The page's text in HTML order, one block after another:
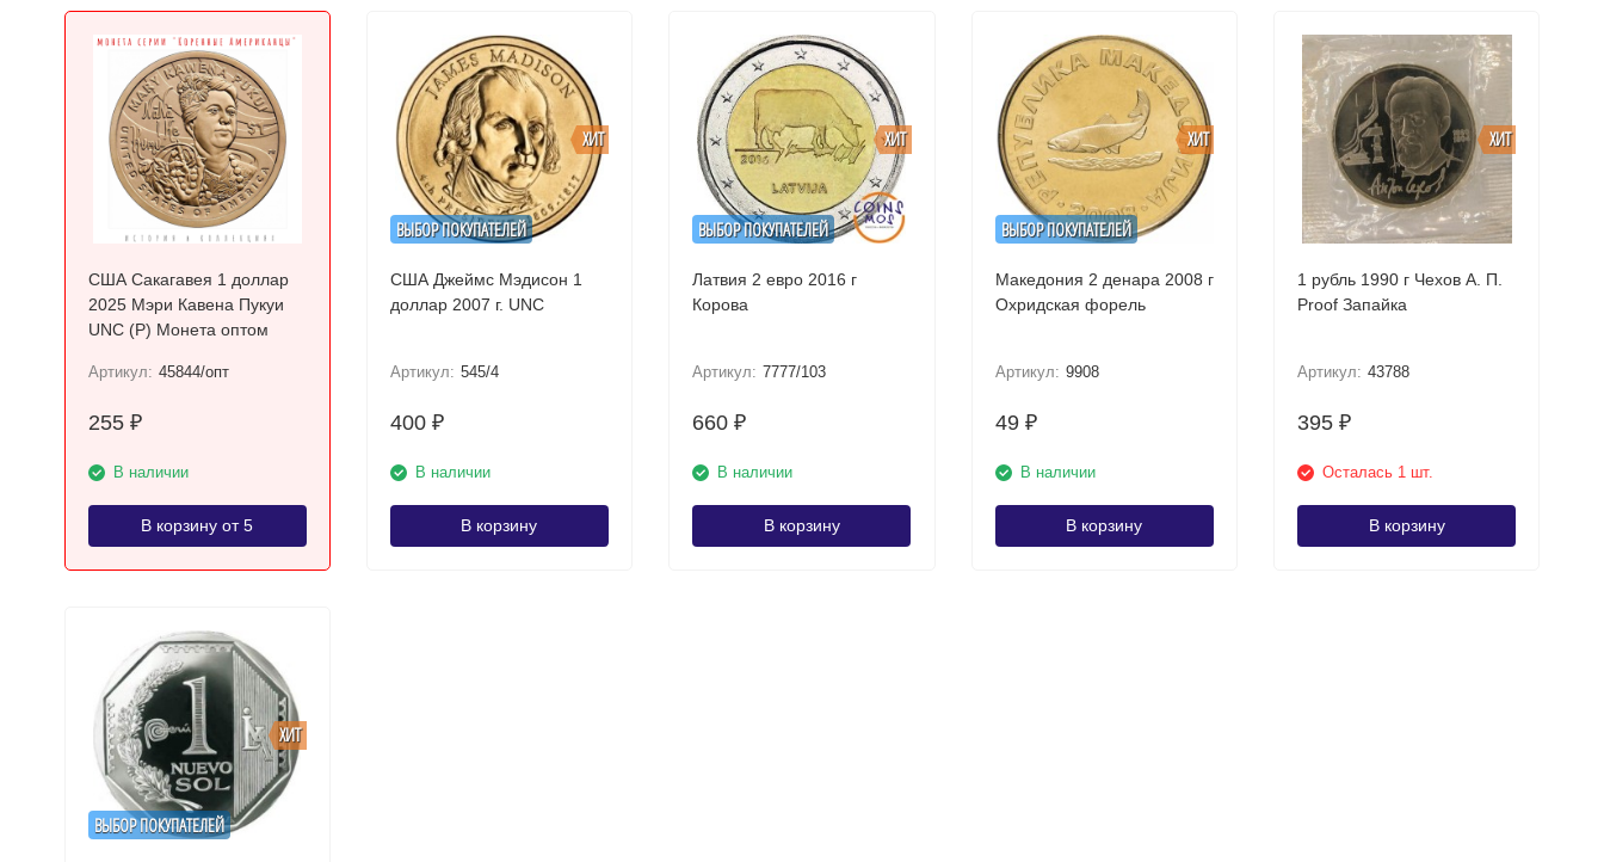
США Сакагавея 1 доллар
2025 Мэри Кавена Пукуи
UNC (P) Монета оптом
Артикул: 45844/опт
255 ₽
В наличии
В корзину от 5
ВЫБОР ПОКУПАТЕЛЕЙ
ХИТ
США Джеймс Мэдисон 1
доллар 2007 г. UNC
Артикул: 545/4
400 ₽
В наличии
В корзину
ВЫБОР ПОКУПАТЕЛЕЙ
ХИТ
Латвия 2 евро 2016 г
Корова
Артикул: 7777/103
660₽
В наличии
В корзину
ВЫБОР ПОКУПАТЕЛЕЙ
ХИТ
Македония 2 денара 2008 г
Охридская форель
Артикул: 9908
49 ₽
В наличии
В корзину
ХИТ
1 рубль 1990 г Чехов А. П.
Proof Запайка
Артикул: 43788
395₽
Осталась 1 шт.
В корзину
ВЫБОР ПОКУПАТЕЛЕЙ
ХИТ